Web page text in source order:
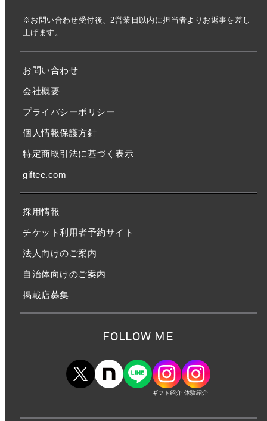
※お問い合わせ受付後、2営業日以内に担当者よりお返事を差し
上げます。
お問い合わせ
会社概要
プライバシーポリシー
個人情報保護方針
特定商取引法に基づく表示
giftee.com
採用情報
チケット利用者予約サイト
法人向けのご案内
自治体向けのご案内
掲載店募集
FOLLOW ME
ギフト紹介 体験紹介